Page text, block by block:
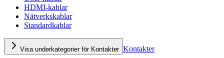
HDMI-kablar
Nätverkskablar
Standardkablar
Visa underkategorier för Kontakter Kontakter